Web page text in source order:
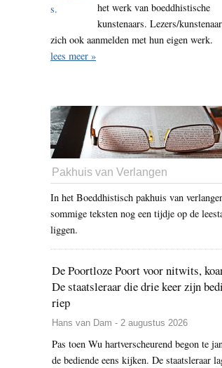
het werk van boeddhistische
kunstenaars. Lezers/
zich ook aanmelden met hun eigen werk.
lees meer »
Pakhuis van Verlangen
In het Boeddhistisch pakhuis van
sommige teksten nog een tijdje op de
liggen.
De Poortloze Poort voor nitwits,
De staatsleraar die drie keer zijn
riep
Hans van Dam - 2 augustus 2026
Pas toen Wu hartverscheurend begon te
de bediende eens kijken. De staatsleraar